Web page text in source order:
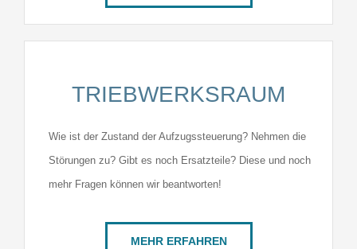
TRIEBWERKSRAUM
Wie ist der Zustand der Aufzugssteuerung? Nehmen die
Störungen zu? Gibt es noch Ersatzteile? Diese und noch
mehr Fragen können wir beantworten!
MEHR ERFAHREN